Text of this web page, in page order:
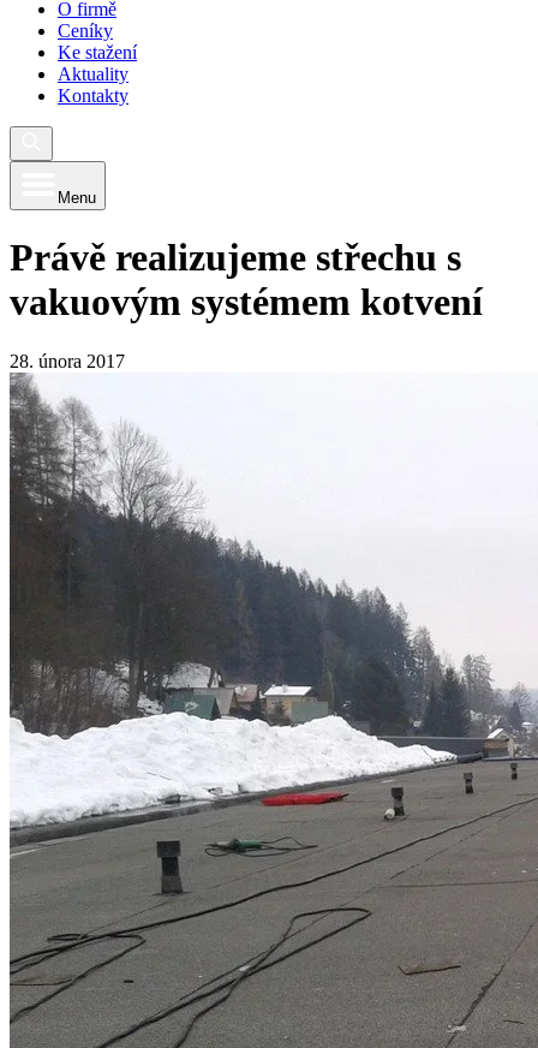
O firmě
Ceníky
Ke stažení
Aktuality
Kontakty
Menu
Právě realizujeme střechu s
vakuovým systémem kotvení
28. února 2017